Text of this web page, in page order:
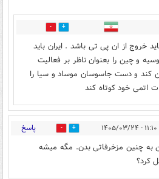
0
خروج از ان پی تی باشد . ایران باید
و چین را بعنوان ناظر بر فعالیت
کند و دست جاسوسان موساد و سیا را
اتمی خود کوتاه کند
۱۱:۱۰ - ۱۴۰۵/۰۳/۲۴ 0 پاسخ
به چنین مزخرفاتی بدن. مگه میشه
کرد؟